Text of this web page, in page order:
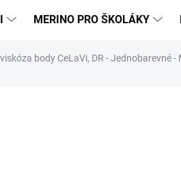
MERINO PRO ŠKOLÁKY
body CeLaVi, DR - Jednobarevné -